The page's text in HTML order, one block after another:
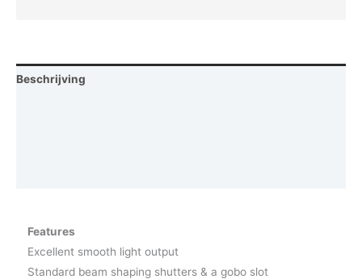
Beschrijving
Features
Excellent smooth light output
Standard beam shaping shutters & a gobo slot